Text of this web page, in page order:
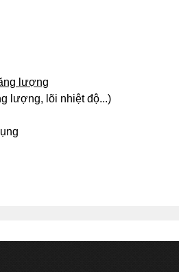
lượng
lượng, lõi nhiệt độ...)